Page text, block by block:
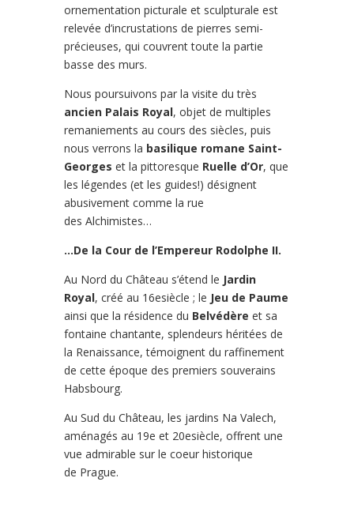
ornementation picturale et sculpturale est
relevée d’incrustations de pierres semi-
précieuses, qui couvrent toute la partie
basse des murs.
Nous poursuivons par la visite du très
ancien Palais Royal, objet de multiples
remaniements au cours des siècles, puis
nous verrons la basilique romane Saint-
Georges et la pittoresque Ruelle d’Or, que
les légendes (et les guides!) désignent
abusivement comme la rue
des Alchimistes…
…De la Cour de l’Empereur Rodolphe II.
Au Nord du Château s’étend le Jardin
Royal, créé au 16esiècle ; le Jeu de Paume
ainsi que la résidence du Belvédère et sa
fontaine chantante, splendeurs héritées de
la Renaissance, témoignent du raffinement
de cette époque des premiers souverains
Habsbourg.
Au Sud du Château, les jardins Na Valech,
aménagés au 19e et 20esiècle, offrent une
vue admirable sur le coeur historique
de Prague.